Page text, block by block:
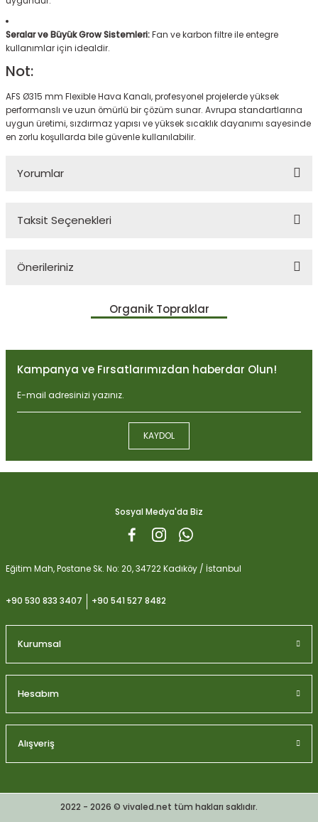
Seralar ve Büyük Grow Sistemleri:Fan ve karbon filtre ile entegre
kullanımlar için idealdir.
Not:
AFS Ø315 mm Flexible Hava Kanalı, profesyonel projelerde yüksek
performanslı ve uzun ömürlü bir çözüm sunar. Avrupa standartlarına
uygun üretimi, sızdırmaz yapısı ve yüksek sıcaklık dayanımı sayesinde
en zorlu koşullarda bile güvenle kullanılabilir.
Yorumlar
Taksit Seçenekleri
Önerileriniz
Bu ürünün fiyat bilgisi, resim, ürün açıklamalarında ve diğer
konularda yetersiz gördüğünüz noktaları öneri formunu kullanarak
Ürün resmi kalitesiz, bozuk veya görüntülenemiyor.
Ürün açıklamasında eksik bilgiler bulunuyor.
Ürün bilgilerinde hatalar bulunuyor.
Ürün fiyatı diğer sitelerden daha pahalı.
Bu ürüne benzer farklı alternatifler olmalı.
Organik Topraklar
Plagron Perlit Toprak Düzenleyici ve Drenaj Desteği 10 Litre
Kampanya ve Fırsatlarımızdan haberdar Olun!
KAYDOL
Sosyal Medya'da Biz
Eğitim Mah, Postane Sk. No: 20, 34722 Kadıköy / İstanbul
+90 530 833 3407 +90 541 527 8482
Kurumsal
Hesabım
Alışveriş
2022 - 2026 © vivaled.net tüm hakları saklıdır.